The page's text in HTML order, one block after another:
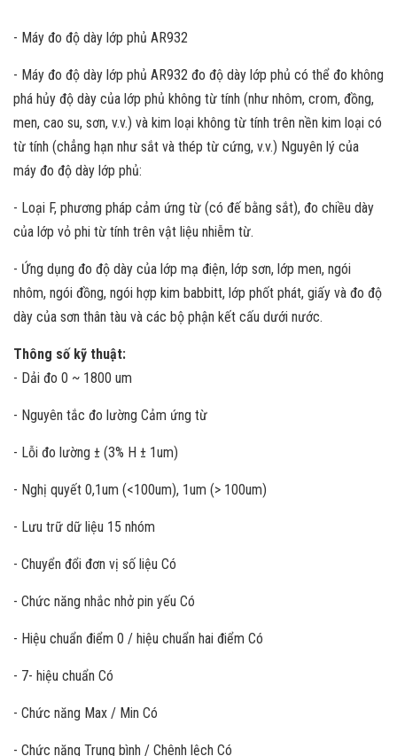
- Máy đo độ dày lớp phủ AR932
- Máy đo độ dày lớp phủ AR932 đo độ dày lớp phủ có thể đo không
phá hủy độ dày của lớp phủ không từ tính (như nhôm, crom, đồng,
men, cao su, sơn, v.v.) và kim loại không từ tính trên nền kim loại có
từ tính (chẳng hạn như sắt và thép từ cứng, v.v.) Nguyên lý của
máy đo độ dày lớp phủ:
- Loại F, phương pháp cảm ứng từ (có đế bằng sắt), đo chiều dày
của lớp vỏ phi từ tính trên vật liệu nhiễm từ.
- Ứng dụng đo độ dày của lớp mạ điện, lớp sơn, lớp men, ngói
nhôm, ngói đồng, ngói hợp kim babbitt, lớp phốt phát, giấy và đo độ
dày của sơn thân tàu và các bộ phận kết cấu dưới nước.
Thông số kỹ thuật:
- Dải đo 0 ~ 1800 um
- Nguyên tắc đo lường Cảm ứng từ
- Lỗi đo lường ± (3% H ± 1um)
- Nghị quyết 0,1um (<100um), 1um (> 100um)
- Lưu trữ dữ liệu 15 nhóm
- Chuyển đổi đơn vị số liệu Có
- Chức năng nhắc nhở pin yếu Có
- Hiệu chuẩn điểm 0 / hiệu chuẩn hai điểm Có
- 7- hiệu chuẩn Có
- Chức năng Max / Min Có
- Chức năng Trung bình / Chênh lệch Có